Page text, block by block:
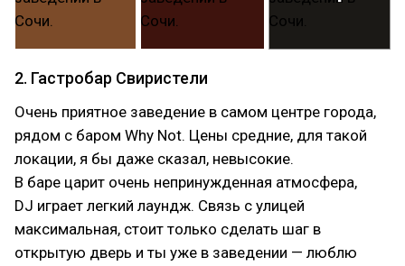
2. Гастробар Свиристели
Очень приятное заведение в самом центре города,
рядом с баром Why Not. Цены средние, для такой
локации, я бы даже сказал, невысокие.
В баре царит очень непринужденная атмосфера,
DJ играет легкий лаундж. Связь с улицей
максимальная, стоит только сделать шаг в
открытую дверь и ты уже в заведении — люблю